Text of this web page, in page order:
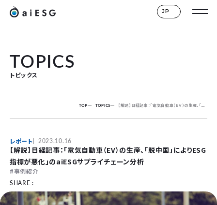
JP
TOPICS
トピックス
TOP TOPICS 【解説】日経記事：「電気自動車（EV）の生産、「脱中国」によりESG指標が悪化」のaiESGサプライチェーン分析
レポート 2023.10.16
【解説】日経記事：「電気自動車（EV）の生産、「脱中国」によりESG
指標が悪化」のaiESGサプライチェーン分析
事例紹介
SHARE :